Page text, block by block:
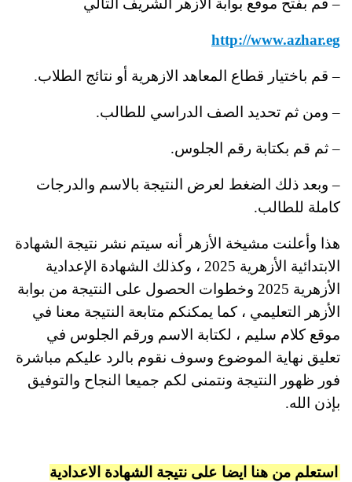
– قم بفتح موقع بوابة الأزهر الشريف التالي
http://www.azhar.eg
– قم باختيار قطاع المعاهد الازهرية أو نتائج الطلاب.
– ومن ثم تحديد الصف الدراسي للطالب.
– ثم قم بكتابة رقم الجلوس.
– وبعد ذلك الضغط لعرض النتيجة بالاسم والدرجات
كاملة للطالب.
هذا وأعلنت مشيخة الأزهر أنه سيتم نشر نتيجة الشهادة
الابتدائية الأزهرية 2025 ، وكذلك الشهادة الإعدادية
الأزهرية 2025 وخطوات الحصول على النتيجة من بوابة
الأزهر التعليمي ، كما يمكنكم متابعة النتيجة معنا في
موقع كلام سليم ، لكتابة الاسم ورقم الجلوس في
تعليق نهاية الموضوع وسوف نقوم بالرد عليكم مباشرة
فور ظهور النتيجة ونتمنى لكم جميعا النجاح والتوفيق
بإذن الله.
استعلم من هنا ايضا على نتيجة الشهادة الاعدادية